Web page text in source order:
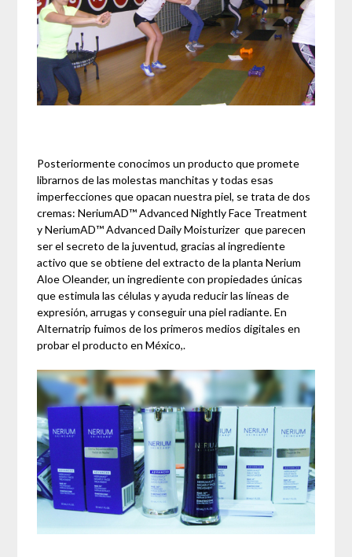
Posteriormente conocimos un producto que promete
librarnos de las molestas manchitas y todas esas
imperfecciones que opacan nuestra piel, se trata de dos
cremas: NeriumAD™ Advanced Nightly Face Treatment
y NeriumAD™ Advanced Daily Moisturizer que parecen
ser el secreto de la juventud, gracias al ingrediente
activo que se obtiene del extracto de la planta Nerium
Aloe Oleander, un ingrediente con propiedades únicas
que estimula las células y ayuda reducir las líneas de
expresión, arrugas y conseguir una piel radiante. En
Alternatrip fuimos de los primeros medios digitales en
probar el producto en México,.